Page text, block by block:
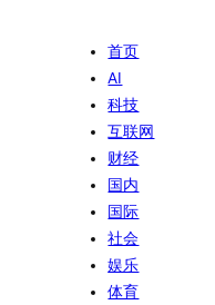
首页
AI
科技
互联网
财经
国内
国际
社会
娱乐
体育